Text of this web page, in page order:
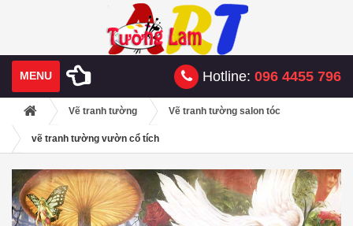
MENU Hotline: 096 4455 796
Vẽ tranh tường Vẽ tranh tường salon tóc
vẽ tranh tường vườn cổ tích